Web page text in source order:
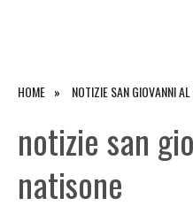
HOME NOTIZIE SAN GIOVANNI
notizie san
natisone